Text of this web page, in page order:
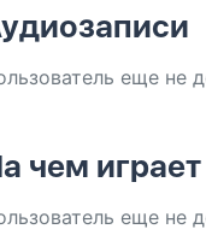
еще не
чем играет
еще не